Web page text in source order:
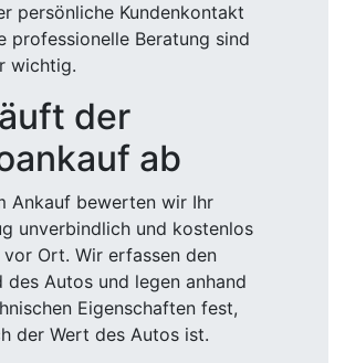
persönliche Kundenkontakt
professionelle Beratung sind
wichtig.
der
ab
Ankauf bewerten wir Ihr
unverbindlich und kostenlos
Ort. Wir erfassen den
des Autos und legen anhand
Eigenschaften fest,
der Wert des Autos ist.